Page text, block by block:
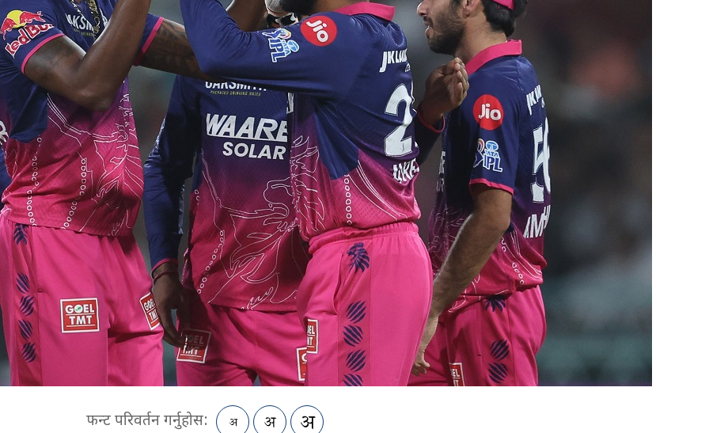
फन्ट परिवर्तन गर्नुहोस: